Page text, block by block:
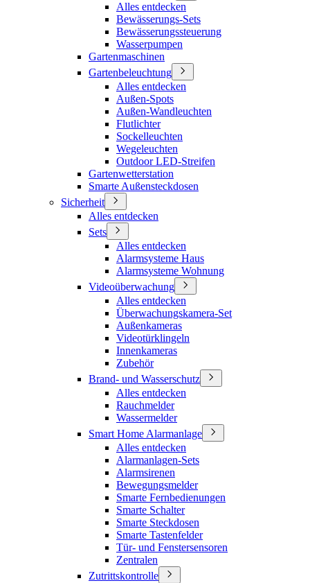
Alles entdecken
Bewässerungs-Sets
Bewässerungssteuerung
Wasserpumpen
Gartenmaschinen
Gartenbeleuchtung
Alles entdecken
Außen-Spots
Außen-Wandleuchten
Flutlichter
Sockelleuchten
Wegeleuchten
Outdoor LED-Streifen
Gartenwetterstation
Smarte Außensteckdosen
Sicherheit
Alles entdecken
Sets
Alles entdecken
Alarmsysteme Haus
Alarmsysteme Wohnung
Videoüberwachung
Alles entdecken
Überwachungskamera-Set
Außenkameras
Videotürklingeln
Innenkameras
Zubehör
Brand- und Wasserschutz
Alles entdecken
Rauchmelder
Wassermelder
Smart Home Alarmanlage
Alles entdecken
Alarmanlagen-Sets
Alarmsirenen
Bewegungsmelder
Smarte Fernbedienungen
Smarte Schalter
Smarte Steckdosen
Smarte Tastenfelder
Tür- und Fenstersensoren
Zentralen
Zutrittskontrolle